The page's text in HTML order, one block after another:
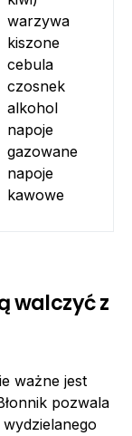
warzywa
kiszone
cebula
czosnek
alkohol
napoje
gazowane
napoje
kawowe
walczyć z
ważne jest
pozwala